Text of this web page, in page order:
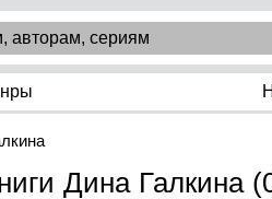
Дина Галкина